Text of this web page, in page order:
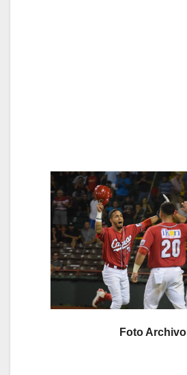
Foto Archivo